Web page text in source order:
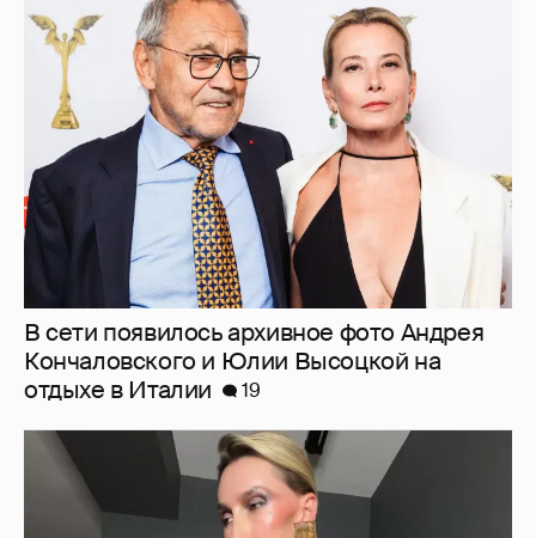
В сети появилось архивное фото Андрея
Кончаловского и Юлии Высоцкой на
отдыхе в Италии
19
"Люблю своё тело". 52-летняя Наталья
Максимова показала фигуру в "голых"